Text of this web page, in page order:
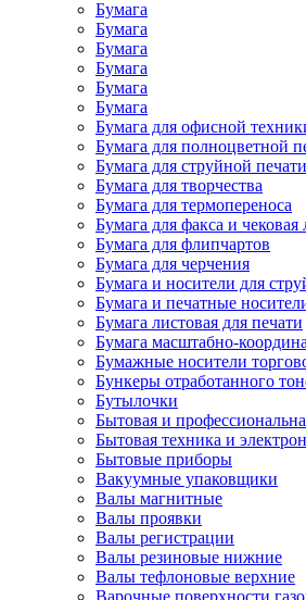
Бумага
Бумага
Бумага
Бумага
Бумага
Бумага
Бумага для офисной
Бумага для полноцветной
Бумага для струйной печати
Бумага для творчества
Бумага для термопереноса
Бумага для факса и чековая
Бумага для флипчартов
Бумага для черчения
Бумага и носители для
Бумага и печатные
Бумага листовая для печати
Бумага масштабно-
Бумажные носители
Бункеры отработанного
Бутылочки
Бытовая и
Бытовая техника и
Бытовые приборы
Вакуумные упаковщики
Валы магнитные
Валы проявки
Валы регистрации
Валы резиновые нижние
Валы тефлоновые верхние
Варочные поверхности